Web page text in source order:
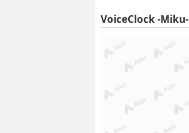
VoiceClock -Miku-